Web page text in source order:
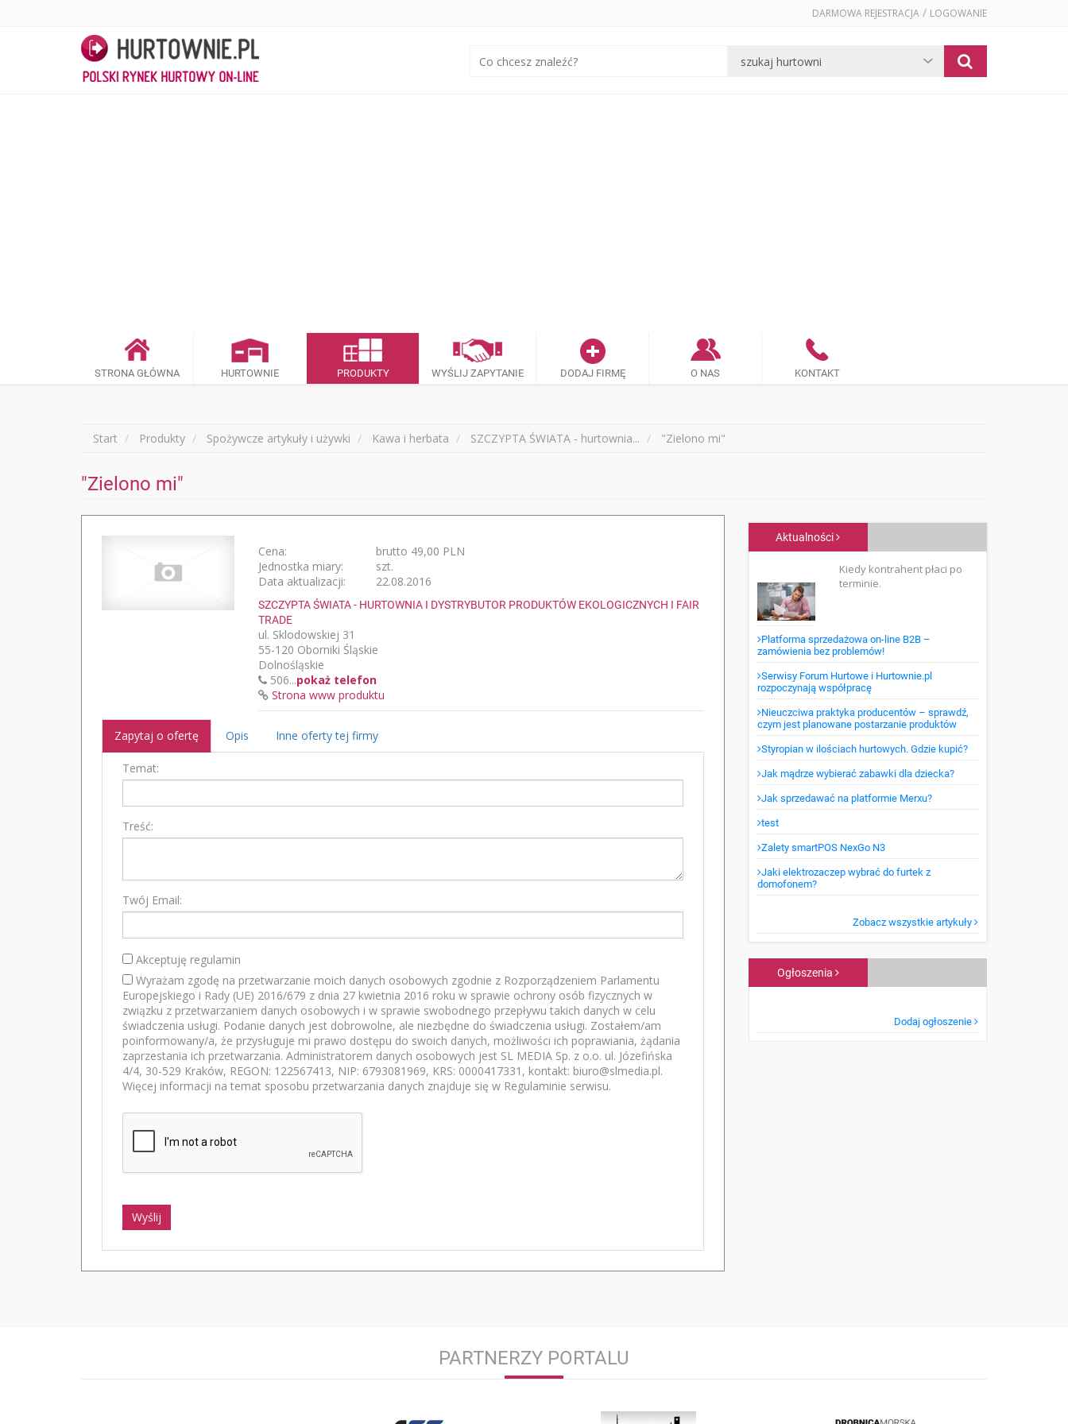
DARMOWA REJESTRACJA / LOGOWANIE
STRONA GŁÓWNA HURTOWNIE PRODUKTY WYŚLIJ ZAPYTANIE DODAJ FIRMĘ O NAS KONTAKT
Start Produkty Spożywcze artykuły i używki Kawa i herbata SZCZYPTA ŚWIATA - hurtownia... "Zielono mi"
"Zielono mi"
Cena:
brutto 49,00 PLN
Jednostka miary:
szt.
Data aktualizacji:
22.08.2016
SZCZYPTA ŚWIATA - HURTOWNIA I DYSTRYBUTOR PRODUKTÓW EKOLOGICZNYCH I FAIR
TRADE
ul. Sklodowskiej 31
55-120 Oborniki Śląskie
Dolnośląskie
506...pokaż telefon
Strona www produktu
Zapytaj o ofertę Opis Inne oferty tej firmy
Temat:
Treść:
Twój Email:
Akceptuję regulamin
Wyrażam zgodę na przetwarzanie moich danych osobowych zgodnie z Rozporządzeniem Parlamentu
Europejskiego i Rady (UE) 2016/679 z dnia 27 kwietnia 2016 roku w sprawie ochrony osób fizycznych w
związku z przetwarzaniem danych osobowych i w sprawie swobodnego przepływu takich danych w celu
świadczenia usługi. Podanie danych jest dobrowolne, ale niezbędne do świadczenia usługi. Zostałem/am
poinformowany/a, że przysługuje mi prawo dostępu do swoich danych, możliwości ich poprawiania, żądania
zaprzestania ich przetwarzania. Administratorem danych osobowych jest SL MEDIA Sp. z o.o. ul. Józefińska
4/4, 30-529 Kraków, REGON: 122567413, NIP: 6793081969, KRS: 0000417331, kontakt: biuro@slmedia.pl.
Więcej informacji na temat sposobu przetwarzania danych znajduje się w Regulaminie serwisu.
Wyślij
Aktualności
Kiedy kontrahent płaci po
terminie.
Platforma sprzedażowa on-line B2B –
zamówienia bez problemów!
Serwisy Forum Hurtowe i Hurtownie.pl
rozpoczynają współpracę
Nieuczciwa praktyka producentów – sprawdź,
czym jest planowane postarzanie produktów
Styropian w ilościach hurtowych. Gdzie kupić?
Jak mądrze wybierać zabawki dla dziecka?
Jak sprzedawać na platformie Merxu?
test
Zalety smartPOS NexGo N3
Jaki elektrozaczep wybrać do furtek z
domofonem?
Zobacz wszystkie artykuły
Ogłoszenia
Dodaj ogłoszenie
PARTNERZY PORTALU